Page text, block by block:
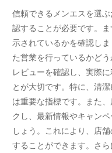
信頼できるメンエスを選
認することが必要です。
示されているかを確認し
た営業を行っているかど
レビューを確認し、実際
とが大切です。特に、清
は重要な指標です。また
クし、最新情報やキャン
しょう。これにより、店
することができます。さ